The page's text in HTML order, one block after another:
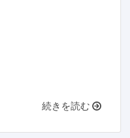
続きを読む